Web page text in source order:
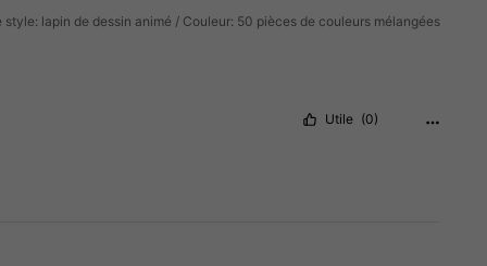
style: lapin de dessin animé / Couleur: 50 pièces de couleurs mélangées
Utile (0)